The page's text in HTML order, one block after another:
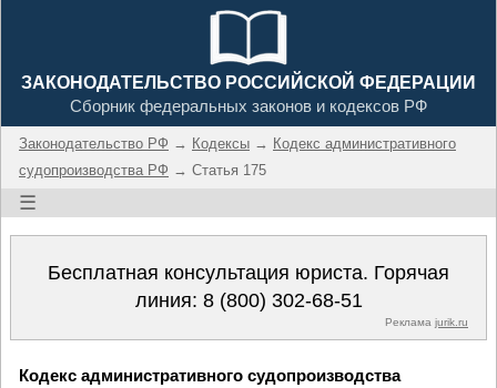
ЗАКОНОДАТЕЛЬСТВО РОССИЙСКОЙ ФЕДЕРАЦИИ
Сборник федеральных законов и кодексов РФ
Законодательство РФ → Кодексы → Кодекс административного
судопроизводства РФ → Статья 175
☰
Бесплатная консультация юриста. Горячая
линия: 8 (800) 302-68-51
Реклама jurik.ru
Кодекс административного судопроизводства